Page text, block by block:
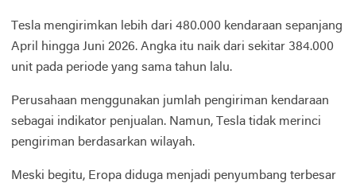
Tesla mengirimkan lebih dari 480.000 kendaraan sepanjang
April hingga Juni 2026. Angka itu naik dari sekitar 384.000
unit pada periode yang sama tahun lalu.
Perusahaan menggunakan jumlah pengiriman kendaraan
sebagai indikator penjualan. Namun, Tesla tidak merinci
pengiriman berdasarkan wilayah.
Meski begitu, Eropa diduga menjadi penyumbang terbesar